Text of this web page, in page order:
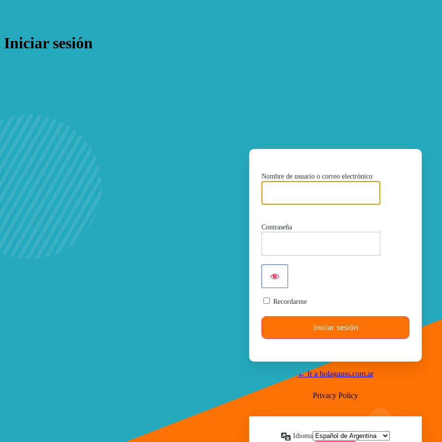
Iniciar sesión
Nombre de usuario o correo electrónico
Contraseña
Recordarme
← Ir a holagauss.com.ar
Privacy Policy
Idioma